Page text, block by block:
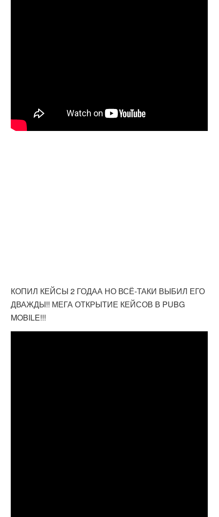
КОПИЛ КЕЙСЫ 2 ГОДАА НО ВСЁ-ТАКИ ВЫБИЛ ЕГО
ДВАЖДЫ!! МЕГА ОТКРЫТИЕ КЕЙСОВ В PUBG
MOBILE!!!